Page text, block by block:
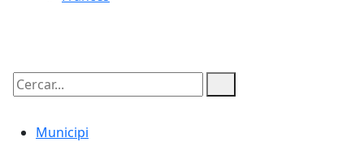
Cercar:
Municipi